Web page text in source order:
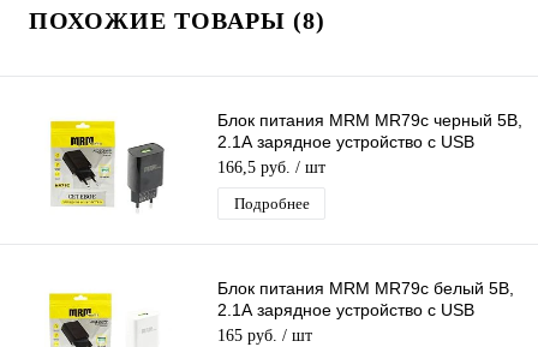
ПОХОЖИЕ ТОВАРЫ (8)
Блок питания MRM MR79c черный 5В,
2.1А зарядное устройство с USB
портом
166,5 руб. / шт
Подробнее
Блок питания MRM MR79c белый 5В,
2.1А зарядное устройство с USB
портом
165 руб. / шт